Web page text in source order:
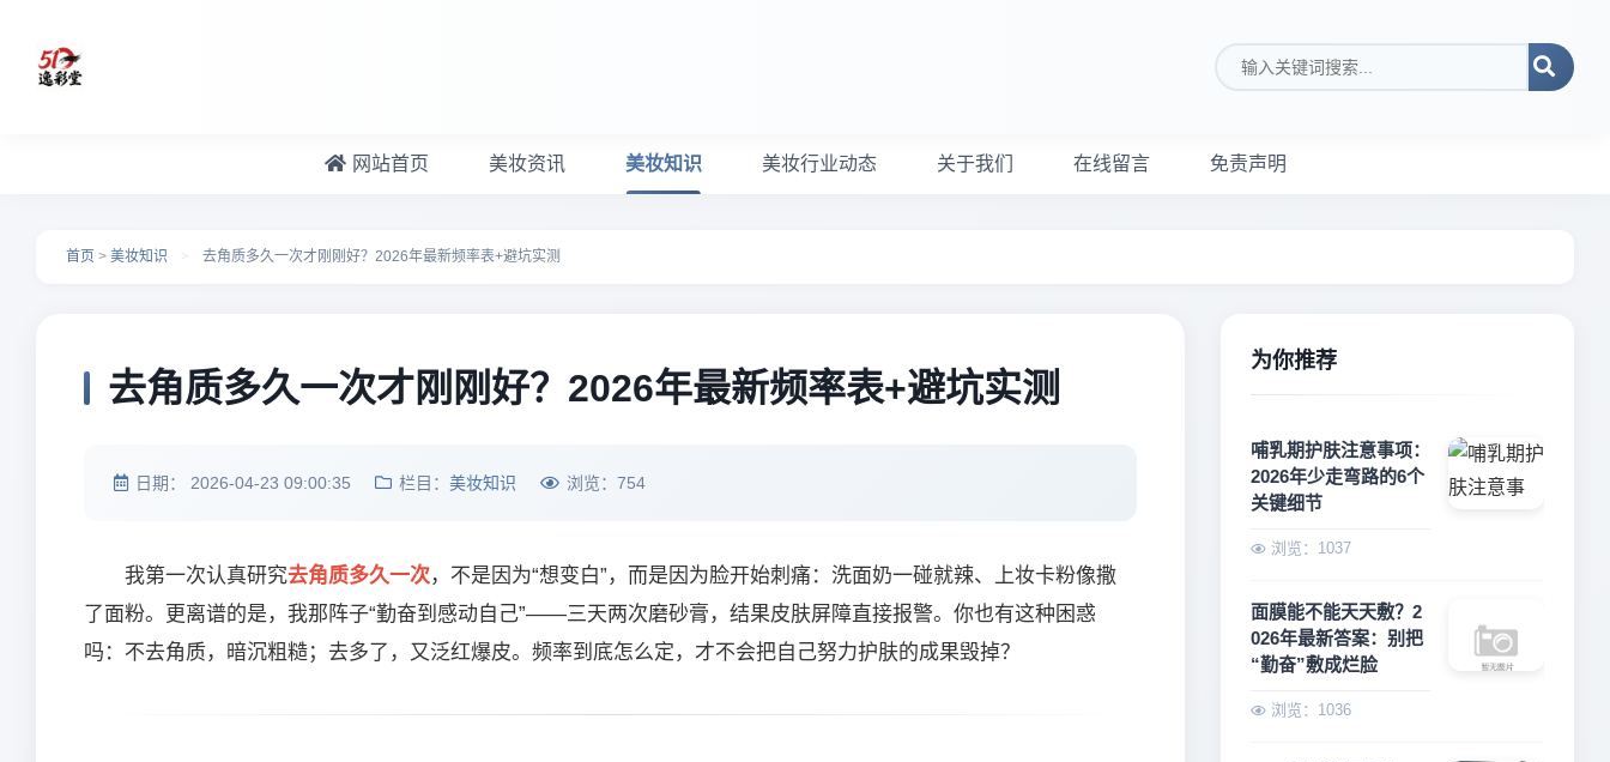
搜索关键词
网站首页 美妆资讯 美妆知识 美妆行业动态 关于我们 在线留言 免责声明
首页 > 美妆知识 > 去角质多久一次才刚刚好？2026年最新频率表+避坑实测
去角质多久一次才刚刚好？2026年最新频率表+避坑实测
日期： 2026-04-23 09:00:35 栏目： 美妆知识 浏览： 754
我第一次认真研究去角质多久一次，不是因为“想变白”，而是因为脸开始刺痛：洗面奶一碰就辣、上妆卡粉像撒
了面粉。更离谱的是，我那阵子“勤奋到感动自己”——三天两次磨砂膏，结果皮肤屏障直接报警。你也有这种困惑
吗：不去角质，暗沉粗糙；去多了，又泛红爆皮。频率到底怎么定，才不会把自己努力护肤的成果毁掉？
为你推荐
哺乳期护肤注意事项：
2026年少走弯路的6个
关键细节
浏览：1037
面膜能不能天天敷？2
026年最新答案：别把
“勤奋”敷成烂脸
浏览：1036